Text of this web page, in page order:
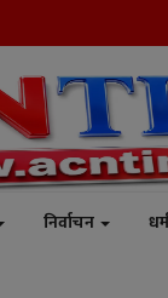
निर्वाचन